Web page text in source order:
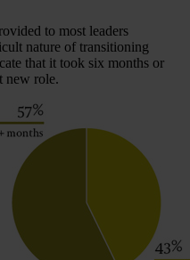
to most leaders
nature of transitioning
that it took six months or
new role.